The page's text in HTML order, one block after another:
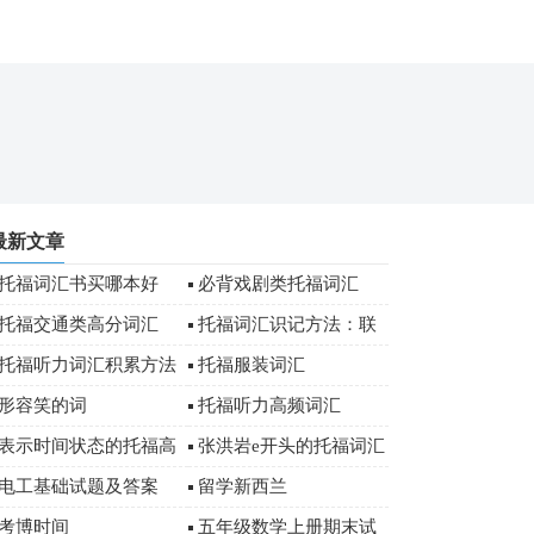
新文章
福词汇书买哪本好 必背戏剧类托福词汇
福交通类高分词汇 托福词汇识记方法：联
想法
福听力词汇积累方法 托福服装词汇
容笑的词 托福听力高频词汇
示时间状态的托福高
词汇
张洪岩e开头的托福词汇
工基础试题及答案 留学新西兰
博时间 五年级数学上册期末试